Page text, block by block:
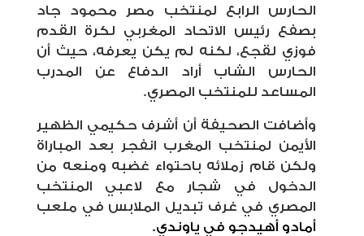
الحارس الرابع لمنتخب مصر محمود جاد
بصفع رئيس الاتحاد المغربي لكرة القدم
فوزي لقجع، لكنه لم يكن يعرفه، حيث أن
الحارس الشاب أراد الدفاع عن المدرب
المساعد للمنتخب المصري.
وأضافت الصحيفة أن أشرف حكيمي الظهير
الأيمن لمنتخب المغرب انفجر بعد المباراة
ولكن قام زملائه باحتواء غضبه ومنعه من
الدخول في شجار مع لاعبي المنتخب
المصري في غرف تبديل الملابس في ملعب
أمادو أهيدجو في ياوندي.